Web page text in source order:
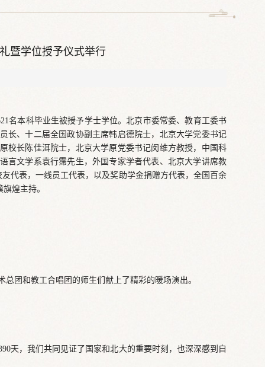
暨学位授予仪式举行
名本科毕业生被授予学士学位。北京市委常委、教育工委书
长、十二届全国政协副主席韩启德院士，北京大学党委书记
校长陈佳洱院士，北京大学原党委书记闵维方教授，中国科
言文学系袁行霈先生，外国专家学者代表、北京大学讲席教
代表，一线员工代表，以及奖助学金捐赠方代表，全国百余
煌主持。
团和教工合唱团的师生们献上了精彩的暖场演出。
天，我们共同见证了国家和北大的重要时刻，也深深感到自